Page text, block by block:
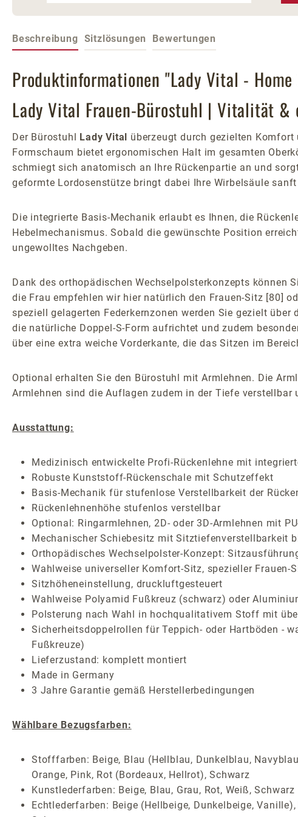
Beschreibung Sitzlösungen Bewertungen
Produktinformationen "Lady Vital -
Lady Vital Frauen-Bürostuhl | Vitalität &
Der Bürostuhl Lady Vital überzeugt durch gezielten
Formschaum bietet ergonomischen Halt im gesamten
schmiegt sich anatomisch an Ihre Rückenpartie an und
geformte Lordosenstütze bringt dabei Ihre Wirbelsäule
Die integrierte Basis-Mechanik erlaubt es Ihnen, die
Hebelmechanismus. Sobald die gewünschte Position
ungewolltes Nachgeben.
Dank des orthopädischen Wechselpolsterkonzepts können
die Frau empfehlen wir hier natürlich den Frauen-Sitz [80]
speziell gelagerten Federkernzonen werden Sie gezielt
die natürliche Doppel-S-Form aufrichtet und zudem
über eine extra weiche Vorderkante, die das Sitzen im
Optional erhalten Sie den Bürostuhl mit Armlehnen. Die
Armlehnen sind die Auflagen zudem in der Tiefe
Ausstattung:
Medizinisch entwickelte Profi-Rückenlehne mit
Robuste Kunststoff-Rückenschale mit Schutzeffekt
Basis-Mechanik für stufenlose Verstellbarkeit der
Rückenlehnenhöhe stufenlos verstellbar
Optional: Ringarmlehnen, 2D- oder 3D-Armlehnen mit
Mechanischer Schiebesitz mit Sitztiefenverstellbarkeit
Orthopädisches Wechselpolster-Konzept:
Wahlweise universeller Komfort-Sitz, spezieller Frauen-
Sitzhöheneinstellung, druckluftgesteuert
Wahlweise Polyamid Fußkreuz (schwarz) oder
Polsterung nach Wahl in hochqualitativem Stoff mit
Sicherheitsdoppelrollen für Teppich- oder Hartböden -
Fußkreuze)
Lieferzustand: komplett montiert
Made in Germany
3 Jahre Garantie gemäß Herstellerbedingungen
Wählbare Bezugsfarben:
Stofffarben: Beige, Blau (Hellblau, Dunkelblau,
Orange, Pink, Rot (Bordeaux, Hellrot), Schwarz
Kunstlederfarben: Beige, Blau, Grau, Rot, Weiß, Schwarz
Echtlederfarben: Beige (Hellbeige, Dunkelbeige,